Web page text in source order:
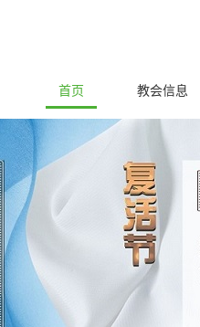
首页 教会信息